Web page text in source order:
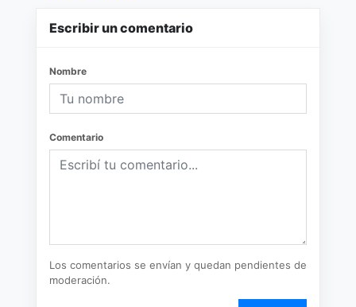
Escribir un comentario
Nombre
Comentario
Los comentarios se envían y quedan pendientes de
moderación.